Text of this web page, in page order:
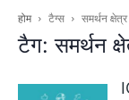
होम टैग्स समर्थन क्षेत्र
टैग: समर्थन